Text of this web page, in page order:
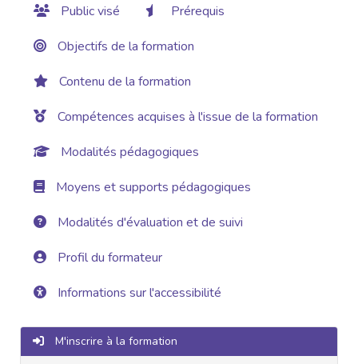
Public visé
Prérequis
Objectifs de la formation
Contenu de la formation
Compétences acquises à l'issue de la formation
Modalités pédagogiques
Moyens et supports pédagogiques
Modalités d'évaluation et de suivi
Profil du formateur
Informations sur l'accessibilité
M'inscrire à la formation